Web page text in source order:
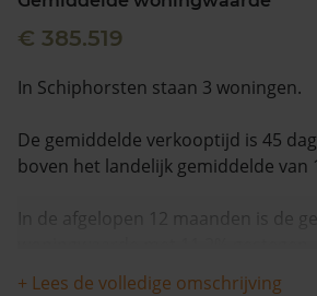
€ 385.519
In Schiphorsten staan 3 woningen.
De gemiddelde verkooptijd is 45
boven het landelijk gemiddelde van
In de afgelopen 12 maanden is de
+ Lees de volledige omschrijving